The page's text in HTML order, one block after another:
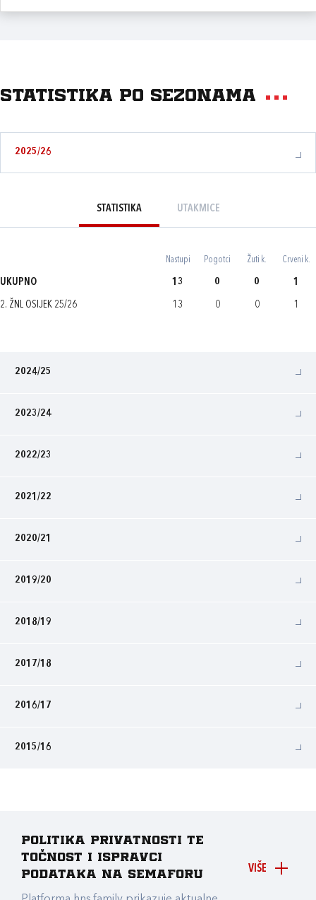
Statistika po sezonama
2025/26
STATISTIKA UTAKMICE
Nastupi Pogotci Žuti k. Crveni k.
UKUPNO 13 0 0 1
2. ŽNL OSIJEK 25/26 13 0 0 1
2024/25
2023/24
2022/23
2021/22
2020/21
2019/20
2018/19
2017/18
2016/17
2015/16
VIŠE
Politika privatnosti te
točnost i ispravci
podataka na Semaforu